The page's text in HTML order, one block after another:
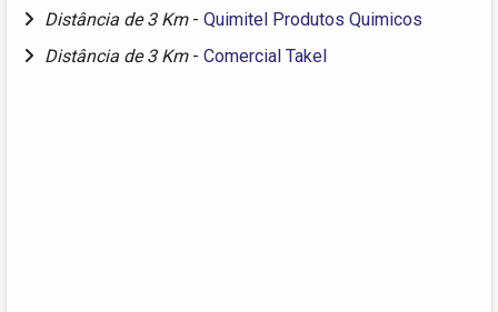
Distância de 3 Km - Quimitel Produtos Quimicos
Distância de 3 Km - Comercial Takel